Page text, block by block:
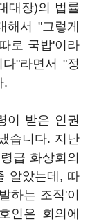
대장)의 법률
서 "그렇게
로 국밥'이라
"라면서 "정
.
이 받은 인권
습니다. 지난
급 화상회의
알았는데, 따
하는 조직'이
인은 회의에